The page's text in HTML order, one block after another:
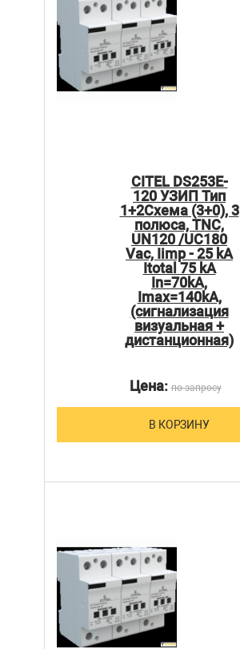
CITEL DS253E-
120 УЗИП Тип
1+2Схема (3+0), 3
полюса, TNC,
UN120 /UC180
Vac, Iimp - 25 kA
Itotal 75 kA
In=70kA,
Imax=140kA,
(сигнализация
визуальная +
дистанционная)
Цена:по запросу
В КОРЗИНУ